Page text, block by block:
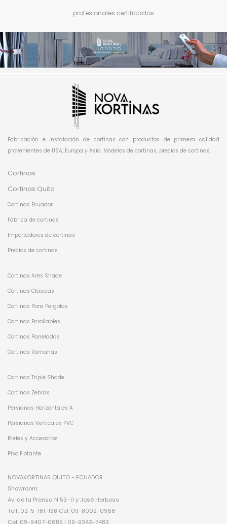
profesionales certificados
Fabricación e instalación de cortinas con productos de primera calidad
provenientes de USA, Europa y Asia. Modelos de cortinas, precios de cortinas.
Cortinas
Cortinas Quito
Cortinas Ecuador
Fábrica de cortinas
Importadores de cortinas
Precios de cortinas
Cortinas Ares Shade
Cortinas Clásicas
Cortinas Para Pergolas
Cortinas Enrollables
Cortinas Paneladas
Cortinas Romanas
Cortinas Triple Shade
Cortinas Zebras
Persianas Horizontales A
Persianas Verticales PVC
Rieles y Accesorios
Piso Flotante
NOVAKORTINAS QUITO - ECUADOR
Showroom:
Av. de la Prensa N 53-11 y José Herboso
Telf: 02-5-181-198 Cel: 09-8002-0966
Cel: 09-9407-0685 | 09-9343-7483